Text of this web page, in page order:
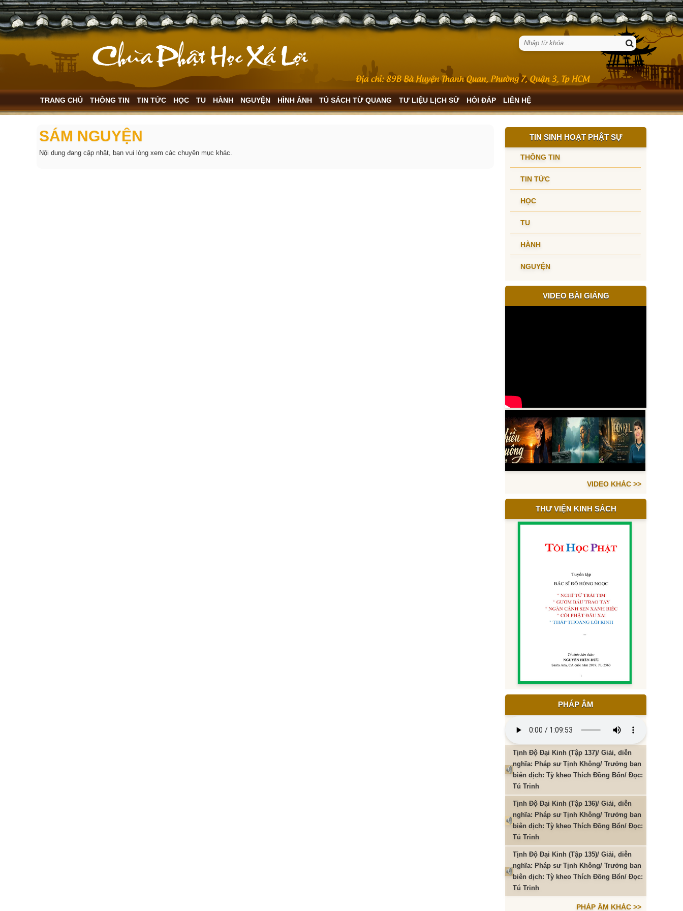
TRANG CHỦ THÔNG TIN TIN TỨC HỌC TU HÀNH NGUYỆN HÌNH ẢNH TỦ SÁCH TỪ QUANG TƯ LIỆU LỊCH SỬ HỎI ĐÁP LIÊN HỆ
SÁM NGUYỆN
Nội dung đang cập nhật, bạn vui lòng xem các chuyên mục khác.
TIN SINH HOẠT PHẬT SỰ
THÔNG TIN
TIN TỨC
HỌC
TU
HÀNH
NGUYỆN
VIDEO BÀI GIẢNG
VIDEO KHÁC >>
THƯ VIỆN KINH SÁCH
PHÁP ÂM
Tịnh Độ Đại Kinh (Tập 137)/ Giải, diễn
nghĩa: Pháp sư Tịnh Không/ Trưởng ban
biên dịch: Tỳ kheo Thích Đồng Bổn/ Đọc:
Tú Trinh
Tịnh Độ Đại Kinh (Tập 136)/ Giải, diễn
nghĩa: Pháp sư Tịnh Không/ Trưởng ban
biên dịch: Tỳ kheo Thích Đồng Bổn/ Đọc:
Tú Trinh
Tịnh Độ Đại Kinh (Tập 135)/ Giải, diễn
nghĩa: Pháp sư Tịnh Không/ Trưởng ban
biên dịch: Tỳ kheo Thích Đồng Bổn/ Đọc:
Tú Trinh
PHÁP ÂM KHÁC >>